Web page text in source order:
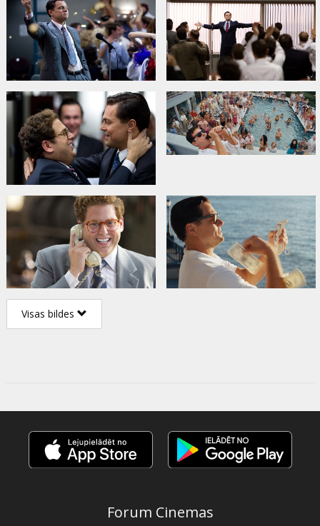
Visas bildes
Forum Cinemas